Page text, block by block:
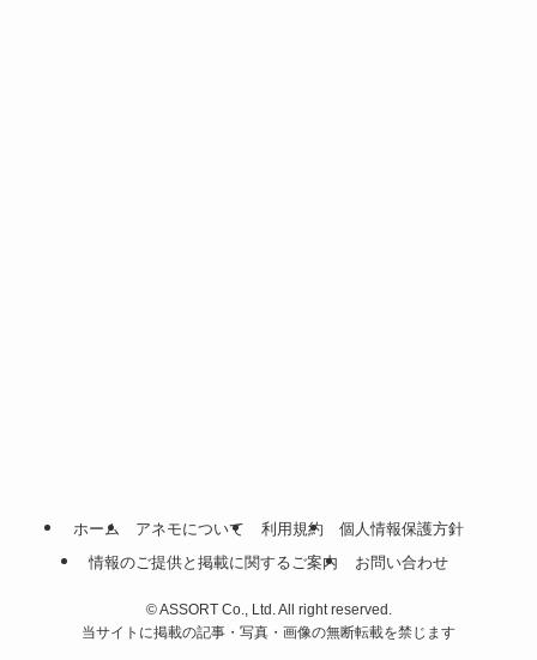
ホーム アネモについて 利用規約
個人情報保護方針
情報のご提供と掲載に関するご案内
お問い合わせ
©ASSORT Co., Ltd. All right reserved.
当サイトに掲載の記事・写真・画像の無断転載を禁じます